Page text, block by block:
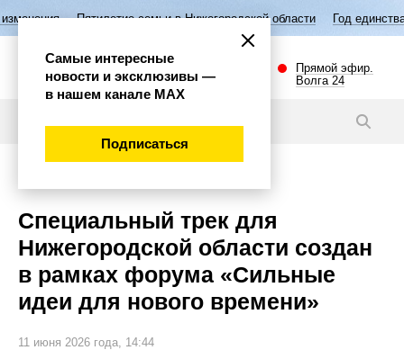
Пятилетие семьи в Нижегородской области Год единства народов
Прямой эфир.
Волга 24
Специальный трек для
Нижегородской области создан
в рамках форума «Сильные
идеи для нового времени»
11 июня 2026 года, 14:44
Самые интересные
новости и эксклюзивы —
в нашем канале МАХ
Подписаться